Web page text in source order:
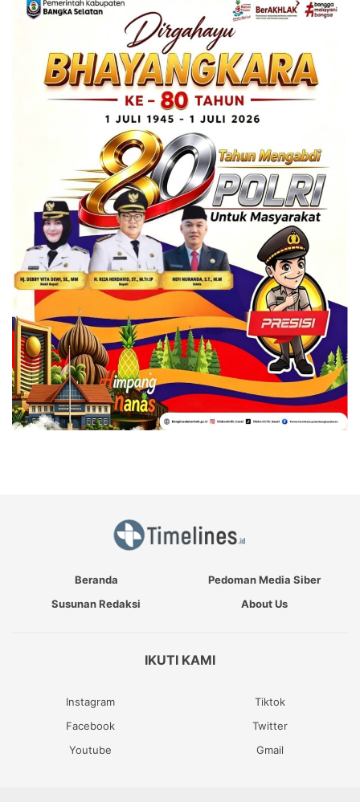
Beranda
Pedoman Media Siber
Susunan Redaksi
About Us
IKUTI KAMI
Instagram
Tiktok
Facebook
Twitter
Youtube
Gmail